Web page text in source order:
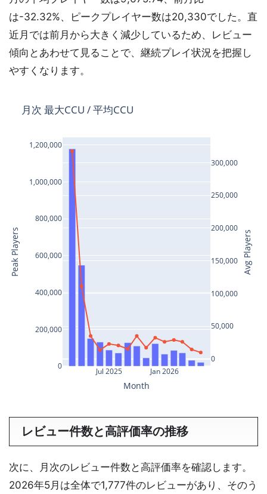
は-32.32%、ピークプレイヤー数は20,330でした。直
近月では前月から大きく減少しているため、レビュー
傾向とあわせて見ることで、継続プレイ状況を把握し
やすくなります。
レビュー件数と高評価率の推移
次に、月次のレビュー件数と高評価率を確認します。
2026年5月は全体で1,777件のレビューがあり、そのう